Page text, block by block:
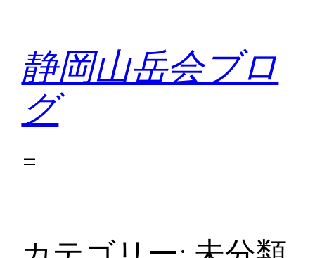
静岡山岳会ブロ
グ